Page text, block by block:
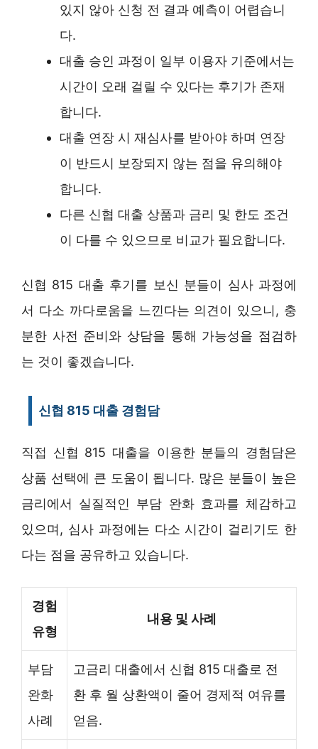
있지 않아 신청 전 결과 예측이 어렵습니
다.
대출 승인 과정이 일부 이용자 기준에서는
시간이 오래 걸릴 수 있다는 후기가 존재
합니다.
대출 연장 시 재심사를 받아야 하며 연장
이 반드시 보장되지 않는 점을 유의해야
합니다.
다른 신협 대출 상품과 금리 및 한도 조건
이 다를 수 있으므로 비교가 필요합니다.
신협 815 대출 후기를 보신 분들이 심사 과정에
서 다소 까다로움을 느낀다는 의견이 있으니, 충
분한 사전 준비와 상담을 통해 가능성을 점검하
는 것이 좋겠습니다.
신협 815 대출 경험담
직접 신협 815 대출을 이용한 분들의 경험담은
상품 선택에 큰 도움이 됩니다. 많은 분들이 높은
금리에서 실질적인 부담 완화 효과를 체감하고
있으며, 심사 과정에는 다소 시간이 걸리기도 한
다는 점을 공유하고 있습니다.
경험
유형
내용 및 사례
부담
완화
사례
고금리 대출에서 신협 815 대출로 전
환 후 월 상환액이 줄어 경제적 여유를
얻음.